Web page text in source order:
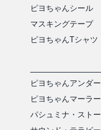
ピヨちゃんシール
マスキングテープ
ピヨちゃんTシャツ
ピヨちゃんアンダ
ピヨちゃんマーラー
パシュミナ・スト